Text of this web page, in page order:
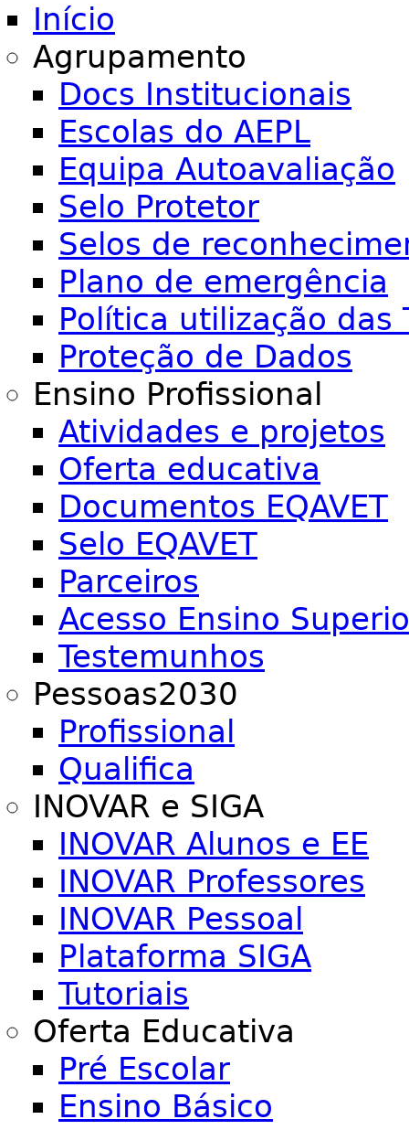
Início
Agrupamento
Docs Institucionais
Escolas do AEPL
Equipa Autoavaliação
Selo Protetor
Selos de
Plano de emergência
Política utilização das
Proteção de Dados
Ensino Profissional
Atividades e projetos
Oferta educativa
Documentos EQAVET
Selo EQAVET
Parceiros
Acesso Ensino
Testemunhos
Pessoas2030
Profissional
Qualifica
INOVAR e SIGA
INOVAR Alunos e EE
INOVAR Professores
INOVAR Pessoal
Plataforma SIGA
Tutoriais
Oferta Educativa
Pré Escolar
Ensino Básico